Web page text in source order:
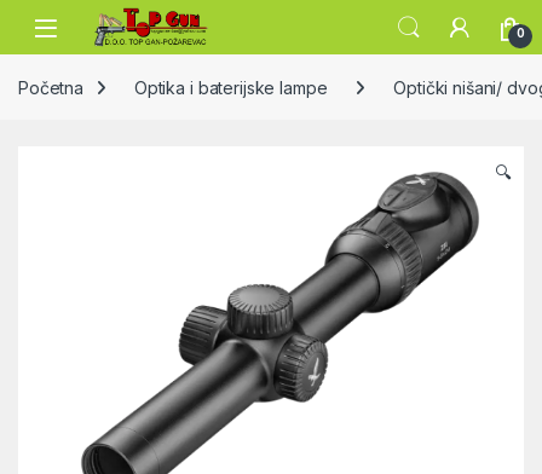
Skip to navigation
Skip to content
Open 0
Početna Optika i baterijske lampe Optički nišani/
🔍